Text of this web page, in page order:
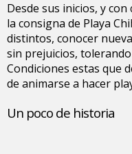
Desde sus inicios, y
la consigna de Playa
distintos, conocer
sin prejuicios,
Condiciones estas que
de animarse a hacer
Un poco de historia